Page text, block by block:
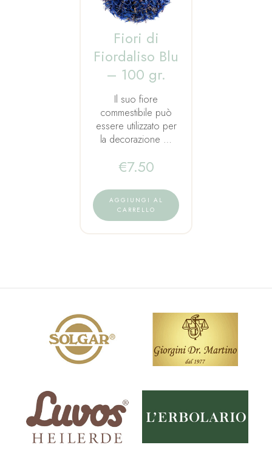
Fiori di
Fiordaliso Blu
– 100 gr.
Il suo fiore
commestibile può
essere utilizzato per
la decorazione …
€7.50
AGGIUNGI AL
CARRELLO